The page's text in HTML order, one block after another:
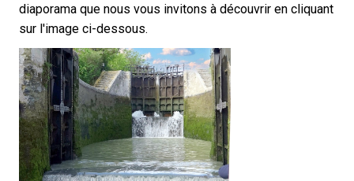
diaporama que nous vous invitons à découvrir en cliquant
sur l'image ci-dessous.